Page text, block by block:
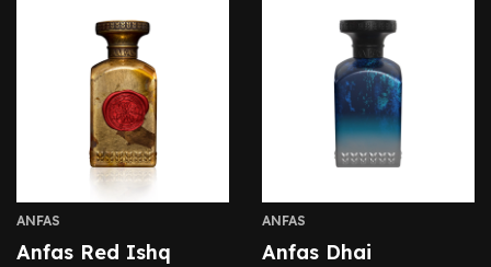
ANFAS
Anfas Red Ishq
ANFAS
Anfas Dhai